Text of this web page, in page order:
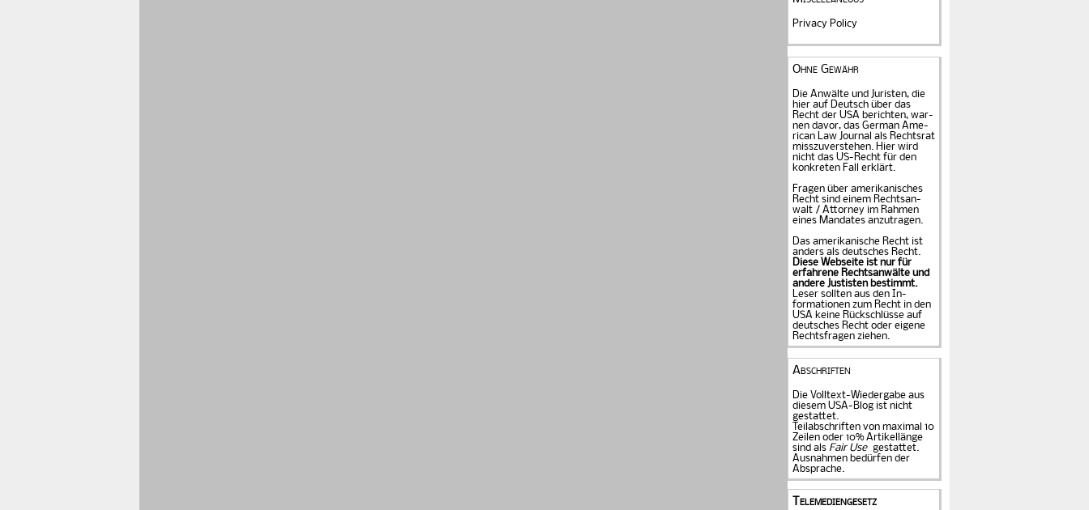
Privacy Policy
Ohne Gewähr
Die Anwälte und Juristen, die
hier auf Deutsch über das
Recht der USA be­rich­ten, war­
nen davor, das German Ame­
rican Law Journal als Rechts­rat
miss­zu­verstehen. Hier wird
nicht das US-Recht für den
konkreten Fall er­klärt.
Fragen über amerika­ni­sches
Recht sind einem Rechts­an­
walt / Attorney im Rahmen
eines Mandates an­zu­tragen.
Das amerikanische Recht ist
anders als deutsches Recht.
Diese Webseite ist nur für
erfahrene Rechtsanwälte und
andere Justisten be­stimmt.
Leser sollten aus den In­
formationen zum Recht in den
USA keine Rückschlüsse auf
deutsches Recht oder eigene
Rechtsfragen ziehen.
Abschriften
Die Volltext-Wiedergabe aus
diesem USA-Blog ist nicht
gestattet.
Teilabschriften von maximal 10
Zeilen oder 10% Artikellänge
sind als Fair Use
gestattet.
Ausnahmen bedürfen der
Absprache.
Telemediengesetz